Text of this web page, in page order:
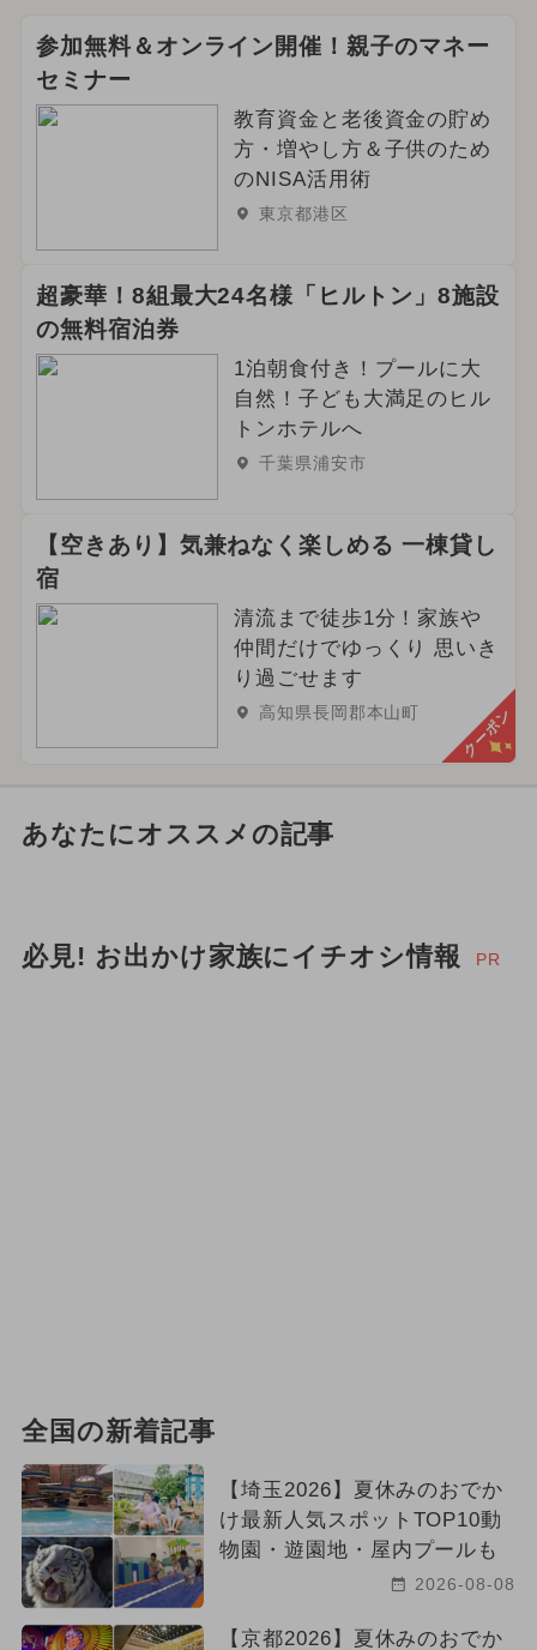
参加無料＆オンライン開催！親子のマネー
セミナー
教育資金と老後資金の貯め
方・増やし方＆子供のため
のNISA活用術
東京都港区
超豪華！8組最大24名様「ヒルトン」8施設
の無料宿泊券
1泊朝食付き！プールに大
自然！子ども大満足のヒル
トンホテルへ
千葉県浦安市
【空きあり】気兼ねなく楽しめる 一棟貸し
宿
清流まで徒歩1分！家族や
仲間だけでゆっくり 思いき
り過ごせます
高知県長岡郡本山町 クーポン
あなたにオススメの記事
必見! お出かけ家族にイチオシ情報 PR
全国の新着記事
【埼玉2026】夏休みのおでか
け最新人気スポットTOP10動
物園・遊園地・屋内プールも
2026-08-08
【京都2026】夏休みのおでか